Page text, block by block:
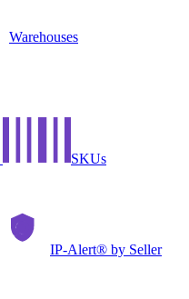
Warehouses
SKUs
IP-Alert® by Seller